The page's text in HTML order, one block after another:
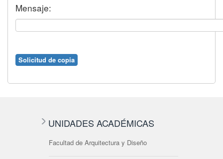
Mensaje:
UNIDADES ACADÉMICAS
Facultad de Arquitectura y Diseño